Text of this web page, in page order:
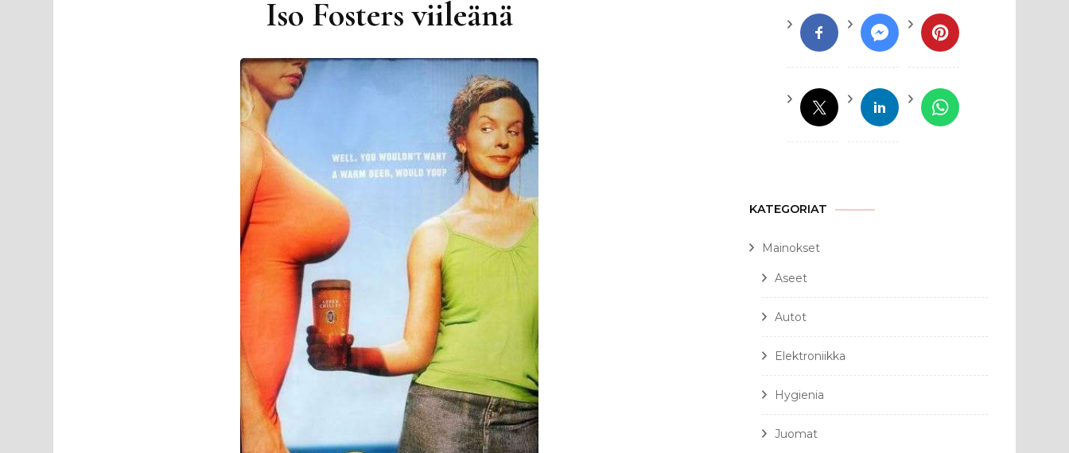
Iso Fosters viileänä
KATEGORIAT
Mainokset
Aseet
Autot
Elektroniikka
Hygienia
Juomat